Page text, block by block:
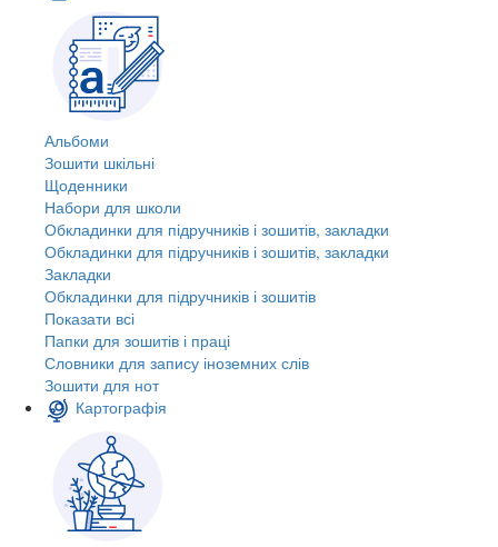
Альбоми
Зошити шкільні
Щоденники
Набори для школи
Обкладинки для підручників і зошитів, закладки
Обкладинки для підручників і зошитів, закладки
Закладки
Обкладинки для підручників і зошитів
Показати всі
Папки для зошитів і праці
Словники для запису іноземних слів
Зошити для нот
Картографія